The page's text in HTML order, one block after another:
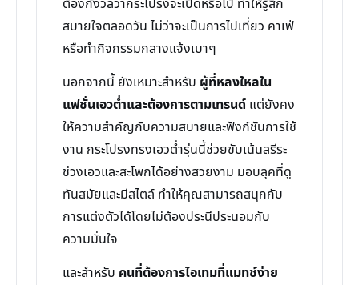
ต้องกังวลว่ากระโปรงจะเปิดหรือโป๊ ทำให้รู้สึก
สบายใจตลอดวัน ไม่ว่าจะเป็นการไปเที่ยว คาเฟ่
หรือทำกิจกรรมกลางแจ้งเบาๆ
นอกจากนี้ ยังเหมาะสำหรับ ผู้ที่หลงใหลใน
แฟชั่นเอวต่ำและต้องการตามเทรนด์ แต่ยังคง
ให้ความสำคัญกับความสบายและฟังก์ชันการใช้
งาน กระโปรงทรงเอวต่ำรุ่นนี้ช่วยขับเน้นสรีระ
ช่วงเอวและสะโพกได้อย่างสวยงาม มอบลุคที่ดู
ทันสมัยและมีสไตล์ ทำให้คุณสามารถสนุกกับ
การแต่งตัวได้โดยไม่ต้องประนีประนอมกับ
ความมั่นใจ
และสำหรับ คนที่ต้องการไอเทมที่แมทช์ง่าย